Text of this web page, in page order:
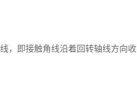
，即接触角线沿着回转轴线方向